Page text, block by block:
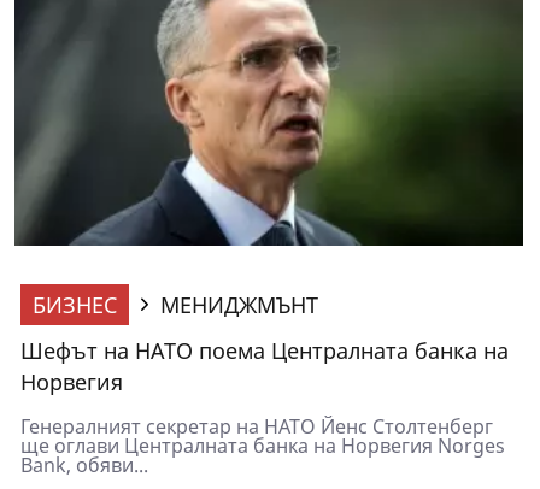
БИЗНЕС
МЕНИДЖМЪНТ
Шефът на НАТО поема Централната банка на
Норвегия
Генералният секретар на НАТО Йенс Столтенберг
ще оглави Централната банка на Норвегия Norges
Bank, обяви...